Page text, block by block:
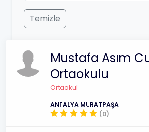
Temizle
Mustafa Asım
Ortaokulu
Ortaokul
ANTALYA MURATPAŞA
(0)